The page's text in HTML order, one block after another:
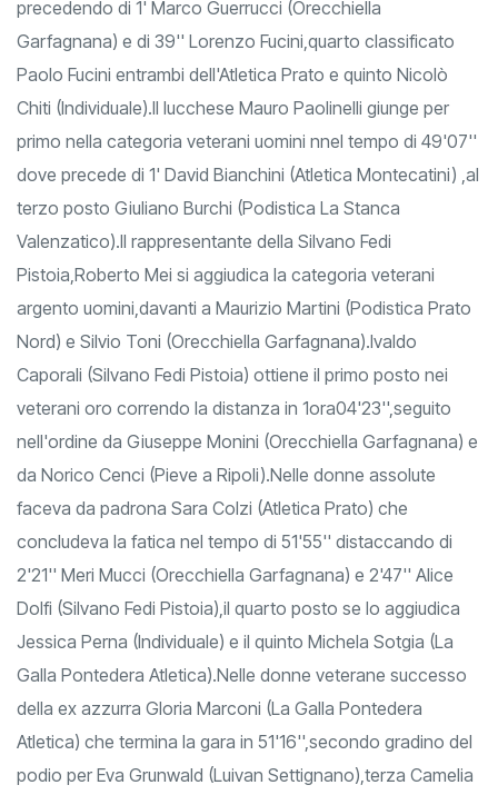
precedendo di 1' Marco Guerrucci (Orecchiella
Garfagnana) e di 39'' Lorenzo Fucini,quarto classificato
Paolo Fucini entrambi dell'Atletica Prato e quinto Nicolò
Chiti (Individuale).Il lucchese Mauro Paolinelli giunge per
primo nella categoria veterani uomini nnel tempo di 49'07''
dove precede di 1' David Bianchini (Atletica Montecatini) ,al
terzo posto Giuliano Burchi (Podistica La Stanca
Valenzatico).Il rappresentante della Silvano Fedi
Pistoia,Roberto Mei si aggiudica la categoria veterani
argento uomini,davanti a Maurizio Martini (Podistica Prato
Nord) e Silvio Toni (Orecchiella Garfagnana).Ivaldo
Caporali (Silvano Fedi Pistoia) ottiene il primo posto nei
veterani oro correndo la distanza in 1ora04'23'',seguito
nell'ordine da Giuseppe Monini (Orecchiella Garfagnana) e
da Norico Cenci (Pieve a Ripoli).Nelle donne assolute
faceva da padrona Sara Colzi (Atletica Prato) che
concludeva la fatica nel tempo di 51'55'' distaccando di
2'21'' Meri Mucci (Orecchiella Garfagnana) e 2'47'' Alice
Dolfi (Silvano Fedi Pistoia),il quarto posto se lo aggiudica
Jessica Perna (Individuale) e il quinto Michela Sotgia (La
Galla Pontedera Atletica).Nelle donne veterane successo
della ex azzurra Gloria Marconi (La Galla Pontedera
Atletica) che termina la gara in 51'16'',secondo gradino del
podio per Eva Grunwald (Luivan Settignano),terza Camelia